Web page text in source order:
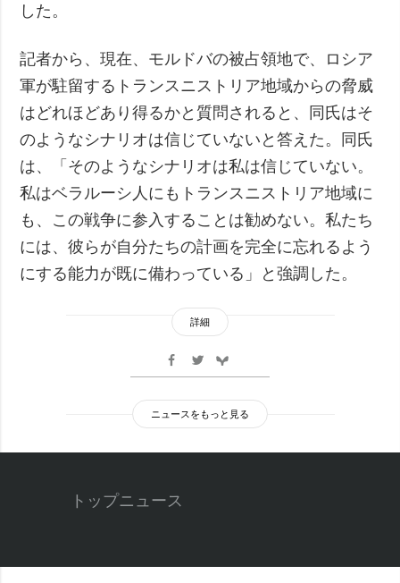
した。
記者から、現在、モルドバの被占領地で、ロシア
軍が駐留するトランスニストリア地域からの脅威
はどれほどあり得るかと質問されると、同氏はそ
のようなシナリオは信じていないと答えた。同氏
は、「そのようなシナリオは私は信じていない。
私はベラルーシ人にもトランスニストリア地域に
も、この戦争に参入することは勧めない。私たち
には、彼らが自分たちの計画を完全に忘れるよう
にする能力が既に備わっている」と強調した。
詳細
ニュースをもっと見る
トップニュース